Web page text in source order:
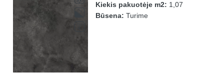
Kiekis pakuotėje m2: 1,07
Būsena: Turime